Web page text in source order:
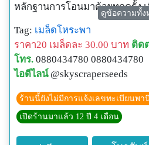
หลักฐานการโอนมาด้วยทุกครั้ง
สินค้าแล้ว จะจัดส่งให้ในวันถัดไป
อาทิตย์
เมล็ดพันธุ์ทั้งหมดในร้านเป็นสินค้
ทุกชนิด ซื้อมาขายไปไม่มีเก็บเมล็
จำหน่าย เพื่อป้องกันการกลายพั
ชนิด หากปลูกไปแล้วได้ผลผลิตไ
สามารถติดต่อขอรับเมล็ดฟรีชดเ
ช่องทางอื่นๆ ที่สามารถติดต่อได้
E-Mail:
ดูข้อความทั้ง
Tag: เมล็ดโหระพา
ราคา20 เมล็ดละ 30.00 บาท ติด
โทร. 0880434780 0880434780
ไอดีไลน์ @skyscraperseeds
ร้านนี้ยังไม่มีการแจ้งเลขทะเบียนพา
เปิดร้านมาแล้ว 12 ปี 4 เดือน